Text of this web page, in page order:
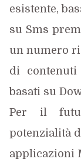
esistente,
su Sms
un numero
di contenuti
basati su
Per il
potenzialità
applicazioni